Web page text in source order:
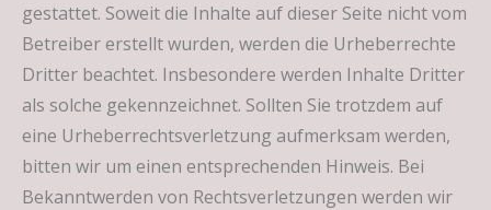
gestattet. Soweit die Inhalte auf dieser Seite nicht vom
Betreiber erstellt wurden, werden die Urheberrechte
Dritter beachtet. Insbesondere werden Inhalte Dritter
als solche gekennzeichnet. Sollten Sie trotzdem auf
eine Urheberrechtsverletzung aufmerksam werden,
bitten wir um einen entsprechenden Hinweis. Bei
Bekanntwerden von Rechtsverletzungen werden wir